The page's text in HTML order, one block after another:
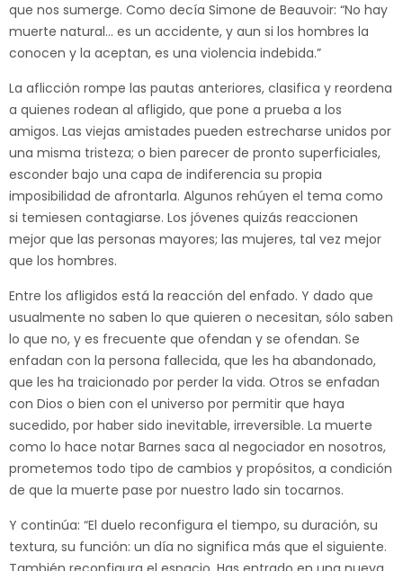
que nos sumerge. Como decía Simone de Beauvoir: “No hay
muerte natural… es un accidente, y aun si los hombres la
conocen y la aceptan, es una violencia indebida.”
La aflicción rompe las pautas anteriores, clasifica y reordena
a quienes rodean al afligido, que pone a prueba a los
amigos. Las viejas amistades pueden estrecharse unidos por
una misma tristeza; o bien parecer de pronto superficiales,
esconder bajo una capa de indiferencia su propia
imposibilidad de afrontarla. Algunos rehúyen el tema como
si temiesen contagiarse. Los jóvenes quizás reaccionen
mejor que las personas mayores; las mujeres, tal vez mejor
que los hombres.
Entre los afligidos está la reacción del enfado. Y dado que
usualmente no saben lo que quieren o necesitan, sólo saben
lo que no, y es frecuente que ofendan y se ofendan. Se
enfadan con la persona fallecida, que les ha abandonado,
que les ha traicionado por perder la vida. Otros se enfadan
con Dios o bien con el universo por permitir que haya
sucedido, por haber sido inevitable, irreversible. La muerte
como lo hace notar Barnes saca al negociador en nosotros,
prometemos todo tipo de cambios y propósitos, a condición
de que la muerte pase por nuestro lado sin tocarnos.
Y continúa: “El duelo reconfigura el tiempo, su duración, su
textura, su función: un día no significa más que el siguiente.